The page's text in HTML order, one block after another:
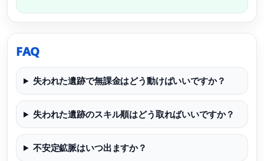
FAQ
失われた遺跡で無課金はどう動けばいいですか？
失われた遺跡のスキル順はどう取ればいいですか？
不安定鉱脈はいつ出ますか？